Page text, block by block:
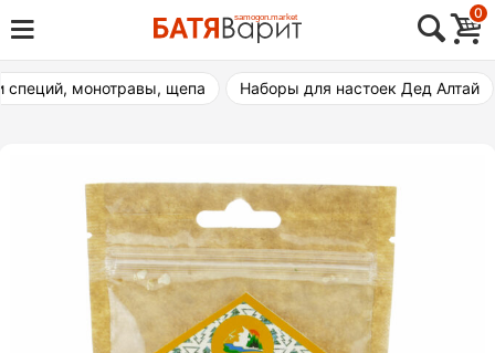
Skip
to
content
Товары для виноделия, самогоноварения,
пивоварения
0
специй, монотравы, щепа Наборы для настоек Дед Алтай